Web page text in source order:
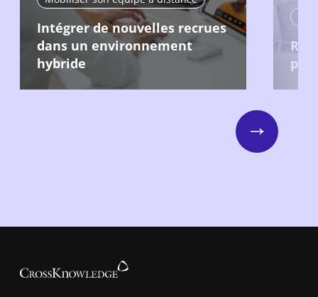
Intégrer de nouvelles recrues
dans un environnement
hybride
Next